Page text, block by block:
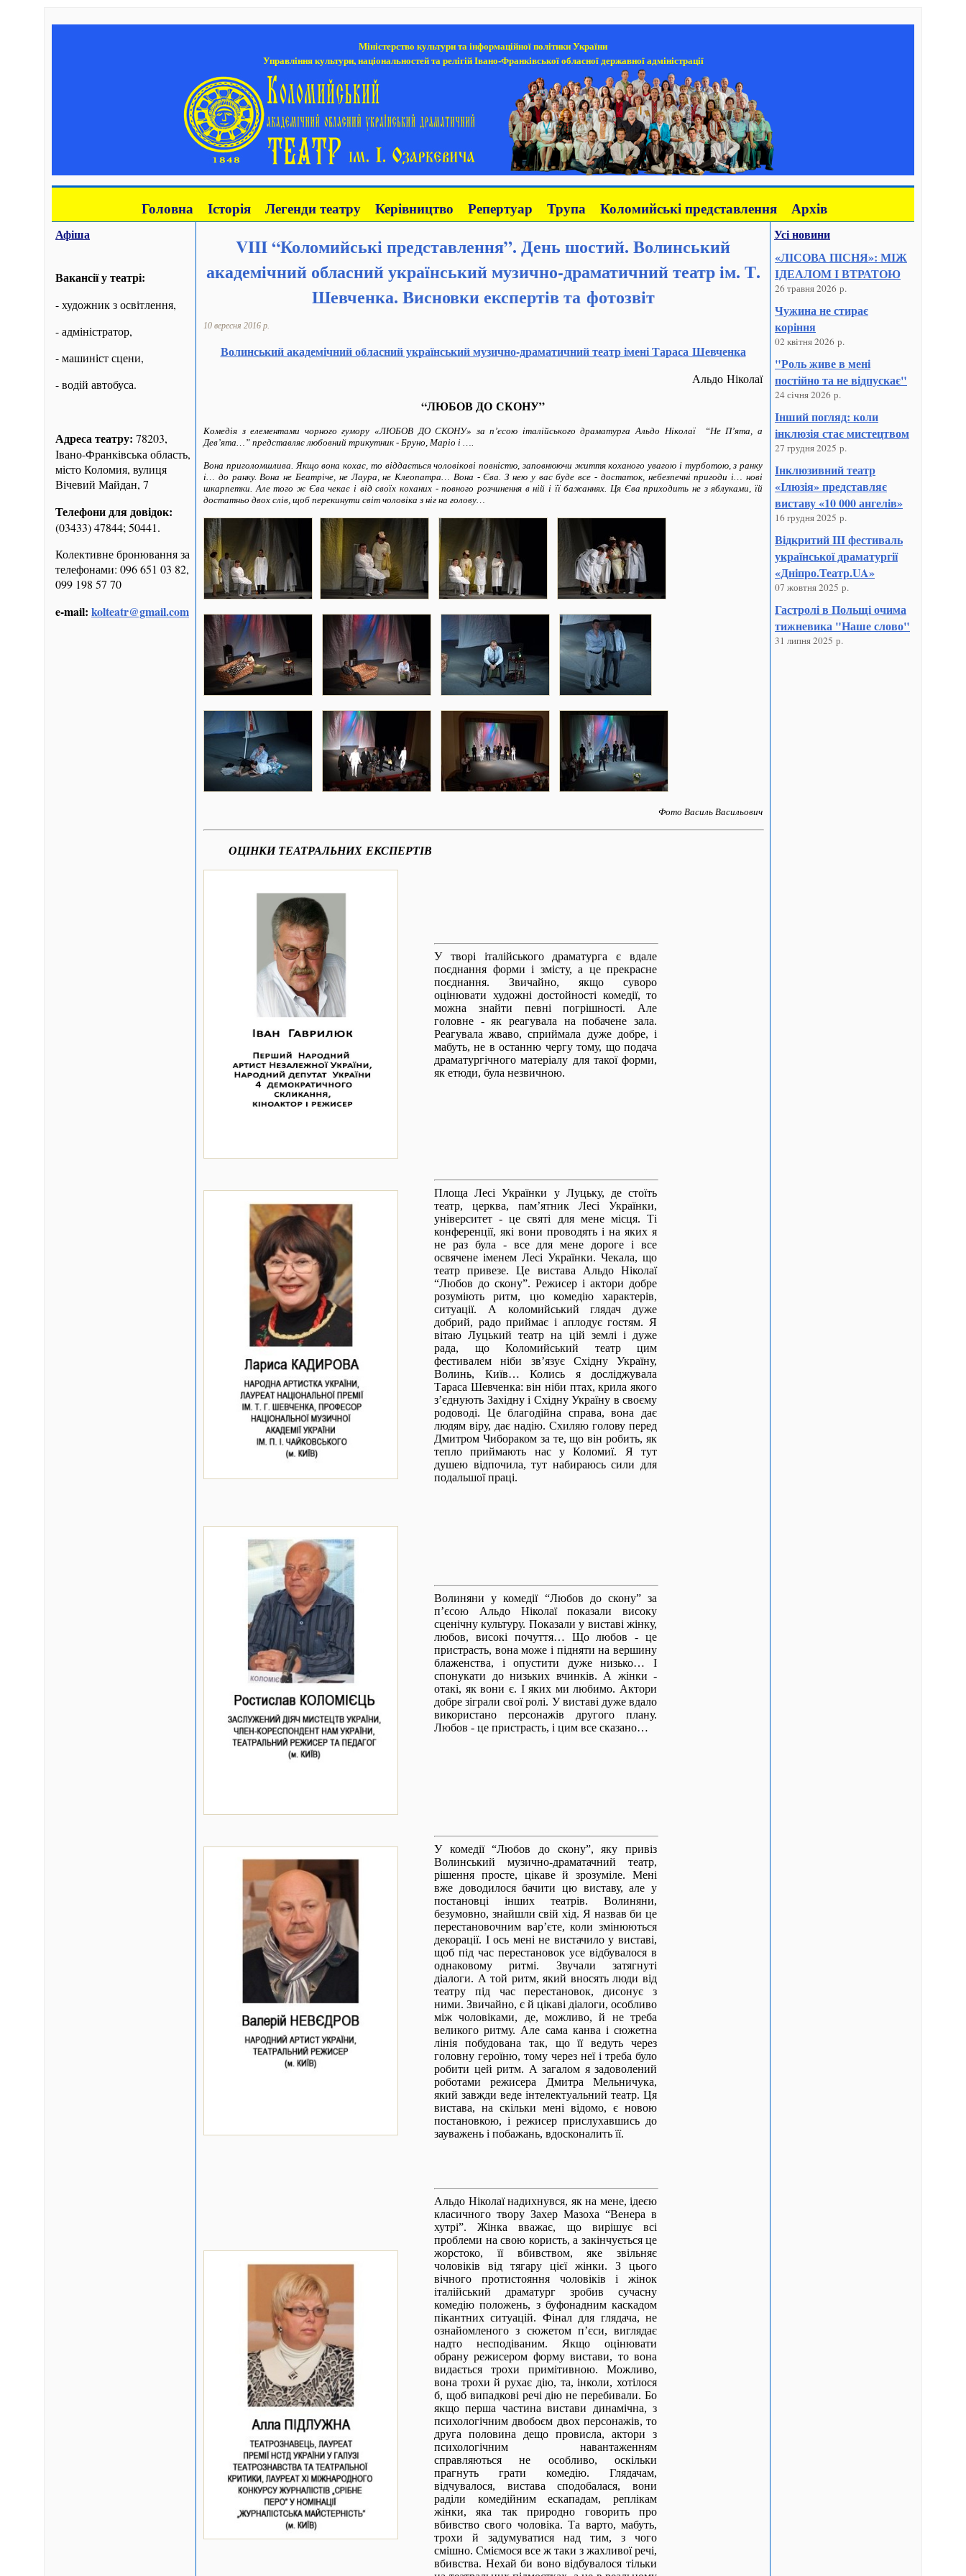
Міністерство культури та інформаційної політики України
Управління культури, національностей та релігій Івано-Франківської обласної державної адміністрації
Головна Історія Легенди театру Керівництво Репертуар Трупа Коломийські представлення Архів
Афіша
Вакансії у театрі:
- художник з освітлення,
- адміністратор,
- машиніст сцени,
- водій автобуса.
Адреса театру: 78203,
Івано-Франківська область,
місто Коломия, вулиця
Вічевий Майдан, 7
Телефони для довідок:
(03433) 47844; 50441.
Колективне бронювання за
телефонами: 096 651 03 82,
099 198 57 70
e-mail: kolteatr@gmail.com
Усі новини
«ЛІСОВА ПІСНЯ»: МІЖ
ІДЕАЛОМ І ВТРАТОЮ
26 травня 2026 р.
Чужина не стирає
коріння
02 квітня 2026 р.
"Роль живе в мені
постійно та не відпускає"
24 січня 2026 р.
Інший погляд: коли
інклюзія стає мистецтвом
27 грудня 2025 р.
Інклюзивний театр
«Ілюзія» представляє
виставу «10 000 ангелів»
16 грудня 2025 р.
Відкритий III фестиваль
української драматургії
«Дніпро.Театр.UA»
07 жовтня 2025 р.
Гастролі в Польщі очима
тижневика "Наше слово"
31 липня 2025 р.
VIII“Коломийські представлення”. День шостий. Волинський
академічний обласний український музично-драматичний театр ім. Т.
Шевченка. Висновки експертів та фотозвіт
10 вересня 2016 р.
Волинський академічний обласний український музично-драматичнийтеатр імені Тараса Шевченка
Альдо Ніколаї
“ЛЮБОВ ДО СКОНУ”
Комедія з елементами чорного гумору «ЛЮБОВ ДО СКОНУ» за п’єсою італійського драматурга Альдо Ніколаї “Не П’ята, а
Дев’ята…” представляє любовний трикутник - Бруно, Маріо і ….
Вона приголомшлива. Якщо вона кохає, то віддається чоловікові повністю, заповнюючи життя коханого увагою і турботою, з ранку
і… до ранку. Вона не Беатріче, не Лаура, не Клеопатра… Вона - Єва. З нею у вас буде все - достаток, небезпечні пригоди і… нові
шкарпетки. Але того ж Єва чекає і від своїх коханих - повного розчинення в ній і її бажаннях. Ця Єва приходить не з яблуками, їй
достатньо двох слів, щоб перекинути світ чоловіка з ніг на голову…
Фото Василь Васильович
ОЦІНКИ ТЕАТРАЛЬНИХ ЕКСПЕРТІВ
У творі італійського драматурга є вдале
поєднання форми і змісту, а це прекрасне
поєднання. Звичайно, якщо суворо
оцінювати художні достойності комедії, то
можна знайти певні погрішності. Але
головне - як реагувала на побачене зала.
Реагувала жваво, сприймала дуже добре, і
мабуть, не в останню чергу тому, що подача
драматургічного матеріалу для такої форми,
як етюди, була незвичною.
Площа Лесі Українки у Луцьку, де стоїть
театр, церква, пам’ятник Лесі Українки,
університет - це святі для мене місця. Ті
конференції, які вони проводять і на яких я
не раз була - все для мене дороге і все
освячене іменем Лесі Українки. Чекала, що
театр привезе. Це вистава Альдо Ніколаї
“Любов до скону”. Режисер і актори добре
розуміють ритм, цю комедію характерів,
ситуації. А коломийський глядач дуже
добрий, радо приймає і аплодує гостям. Я
вітаю Луцький театр на цій землі і дуже
рада, що Коломийський театр цим
фестивалем ніби зв’язує Східну Україну,
Волинь, Київ… Колись я досліджувала
Тараса Шевченка: він ніби птах, крила якого
з’єднують Західну і Східну Україну в своєму
родоводі. Це благодійна справа, вона дає
людям віру, дає надію. Схиляю голову перед
Дмитром Чибораком за те, що він робить, як
тепло приймають нас у Коломиї. Я тут
душею відпочила, тут набираюсь сили для
подальшої праці.
Волиняни у комедії “Любов до скону” за
п’єсою Альдо Ніколаї показали високу
сценічну культуру. Показали у виставі жінку,
любов, високі почуття… Що любов - це
пристрасть, вона може і підняти на вершину
блаженства, і опустити дуже низько… І
спонукати до низьких вчинків. А жінки -
отакі, як вони є. І яких ми любимо. Актори
добре зіграли свої ролі. У виставі дуже вдало
використано персонажів другого плану.
Любов - це пристрасть, і цим все сказано…
У комедії “Любов до скону”, яку привіз
Волинський музично-драматачний театр,
рішення просте, цікаве й зрозуміле. Мені
вже доводилося бачити цю виставу, але у
постановці інших театрів. Волиняни,
безумовно, знайшли свій хід. Я назвав би це
перестановочним вар’єте, коли змінюються
декорації. І ось мені не вистачило у виставі,
щоб під час перестановок усе відбувалося в
однаковому ритмі. Звучали затягнуті
діалоги. А той ритм, який вносять люди від
театру під час перестановок, дисонує з
ними. Звичайно, є й цікаві діалоги, особливо
між чоловіками, де, можливо, й не треба
великого ритму. Але сама канва і сюжетна
лінія побудована так, що її ведуть через
головну героїню, тому через неї і треба було
робити цей ритм. А загалом я задоволений
роботами режисера Дмитра Мельничука,
який завжди веде інтелектуальний театр. Ця
вистава, на скільки мені відомо, є новою
постановкою, і режисер прислухавшись до
зауважень і побажань, вдосконалить її.
Альдо Ніколаї надихнувся, як на мене, ідеєю
класичного твору Захер Мазоха “Венера в
хутрі”. Жінка вважає, що вирішує всі
проблеми на свою користь, а закінчується це
жорстоко, її вбивством, яке звільняє
чоловіків від тягару цієї жінки. З цього
вічного протистояння чоловіків і жінок
італійський драматург зробив сучасну
комедію положень, з буфонадним каскадом
пікантних ситуацій. Фінал для глядача, не
ознайомленого з сюжетом п’єси, виглядає
надто несподіваним. Якщо оцінювати
обрану режисером форму вистави, то вона
видається трохи примітивною. Можливо,
вона трохи й рухає дію, та, інколи, хотілося
б, щоб випадкові речі дію не перебивали. Бо
якщо перша частина вистави динамічна, з
психологічним двобоєм двох персонажів, то
друга половина дещо провисла, актори з
психологічним навантаженням
справляються не особливо, оскільки
прагнуть грати комедію. Глядачам,
відчувалося, вистава сподобалася, вони
раділи комедійним ескападам, реплікам
жінки, яка так природно говорить про
вбивство свого чоловіка. Та варто, мабуть,
трохи й задумуватися над тим, з чого
смішно. Сміємося все ж таки з жахливої речі,
вбивства. Нехай би воно відбувалося тільки